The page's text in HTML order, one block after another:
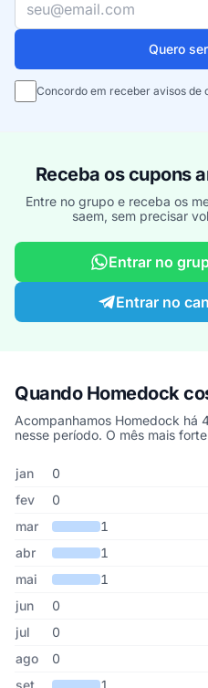
Quero
Concordo em receber avisos de
Receba os cupons
Entre no grupo e receba os
saem, sem precisar
Entrar no
Entrar no
Quando Homedock
Acompanhamos Homedock há
nesse período. O mês mais
Cupons de Homedock
Mês Cupons publicados
jan
0
fev
0
mar
1
abr
1
mai
1
jun
0
jul
0
ago
0
set
1